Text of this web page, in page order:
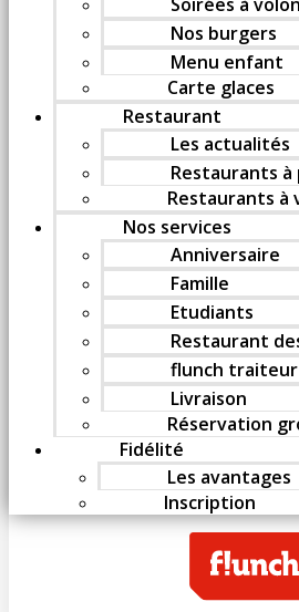
Nos burgers
Menu enfant
Carte glaces
Restaurant
Les actualités
Restaurants
Restaurants à
Nos services
Anniversaire
Famille
Etudiants
Restaurant
flunch traiteur
Livraison
Réservation
Fidélité
Les avantages
Inscription